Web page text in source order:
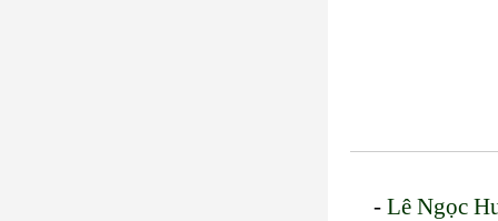
-Lê Ngọc